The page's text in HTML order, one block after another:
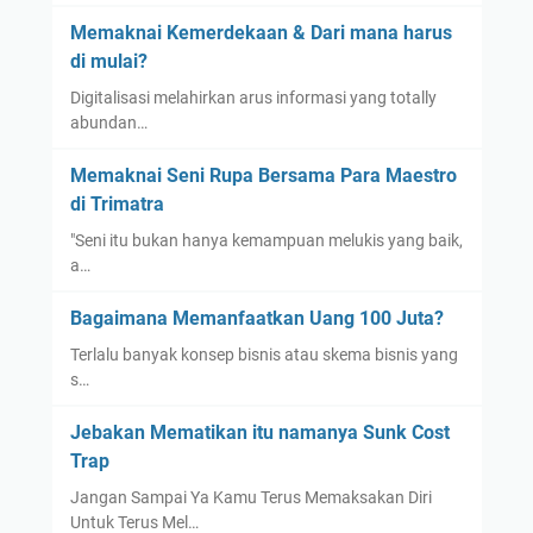
Memaknai Kemerdekaan & Dari mana harus
di mulai?
Digitalisasi melahirkan arus informasi yang totally
abundan…
Memaknai Seni Rupa Bersama Para Maestro
di Trimatra
"Seni itu bukan hanya kemampuan melukis yang baik,
a…
Bagaimana Memanfaatkan Uang 100 Juta?
Terlalu banyak konsep bisnis atau skema bisnis yang
s…
Jebakan Mematikan itu namanya Sunk Cost
Trap
Jangan Sampai Ya Kamu Terus Memaksakan Diri
Untuk Terus Mel…